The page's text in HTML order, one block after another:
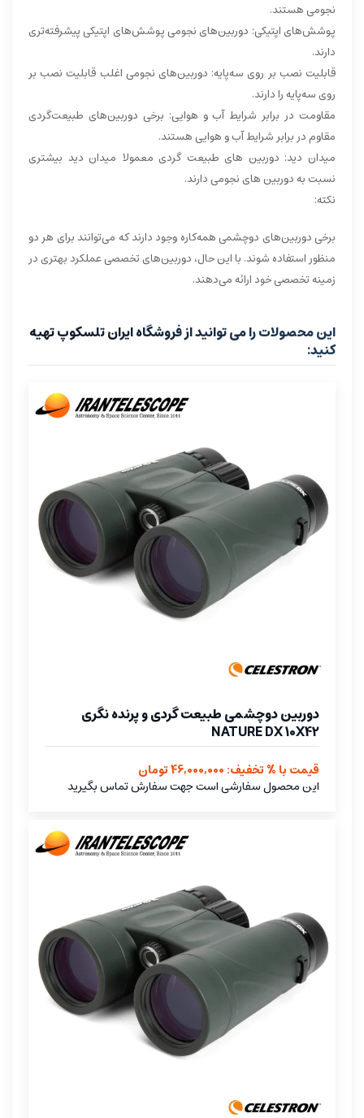
نجومی هستند.
پوشش‌های اپتیکی: دوربین‌های نجومی پوشش‌های اپتیکی پیشرفته‌تری
دارند.
قابلیت نصب بر روی سه‌پایه: دوربین‌های نجومی اغلب قابلیت نصب بر
روی سه‌پایه را دارند.
مقاومت در برابر شرایط آب و هوایی: برخی دوربین‌های طبیعت‌گردی
مقاوم در برابر شرایط آب و هوایی هستند.
میدان دید: دوربین های طبیعت گردی معمولا میدان دید بیشتری
نسبت به دوربین های نجومی دارند.
نکته:
برخی دوربین‌های دوچشمی همه‌کاره وجود دارند که می‌توانند برای هر دو
منظور استفاده شوند. با این حال، دوربین‌های تخصصی عملکرد بهتری در
زمینه تخصصی خود ارائه می‌دهند.
این محصولات را می توانید از فروشگاه ایران تلسکوپ تهیه
کنید:
دوربین دوچشمی طبیعت گردی و پرنده نگری
NATURE DX 10X42
قیمت با % تخفیف: 46,000,000 تومان
این محصول سفارشی است جهت سفارش تماس بگیرید